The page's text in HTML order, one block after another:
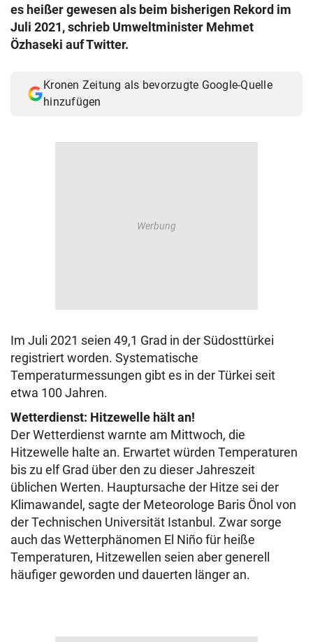
© Krone Multimedia GmbH & Co KG 2026
Muthgasse 2, 1190 Wien
es heißer gewesen als beim bisherigen Rekord im
Juli 2021, schrieb Umweltminister Mehmet
Özhaseki auf Twitter.
Kronen Zeitung als bevorzugte Google-Quelle
hinzufügen
Im Juli 2021 seien 49,1 Grad in der Südosttürkei
registriert worden. Systematische
Temperaturmessungen gibt es in der Türkei seit
etwa 100 Jahren.
Wetterdienst: Hitzewelle hält an!
Der Wetterdienst warnte am Mittwoch, die
Hitzewelle halte an. Erwartet würden Temperaturen
bis zu elf Grad über den zu dieser Jahreszeit
üblichen Werten. Hauptursache der Hitze sei der
Klimawandel, sagte der Meteorologe Baris Önol von
der Technischen Universität Istanbul. Zwar sorge
auch das Wetterphänomen El Niño für heiße
Temperaturen, Hitzewellen seien aber generell
häufiger geworden und dauerten länger an.